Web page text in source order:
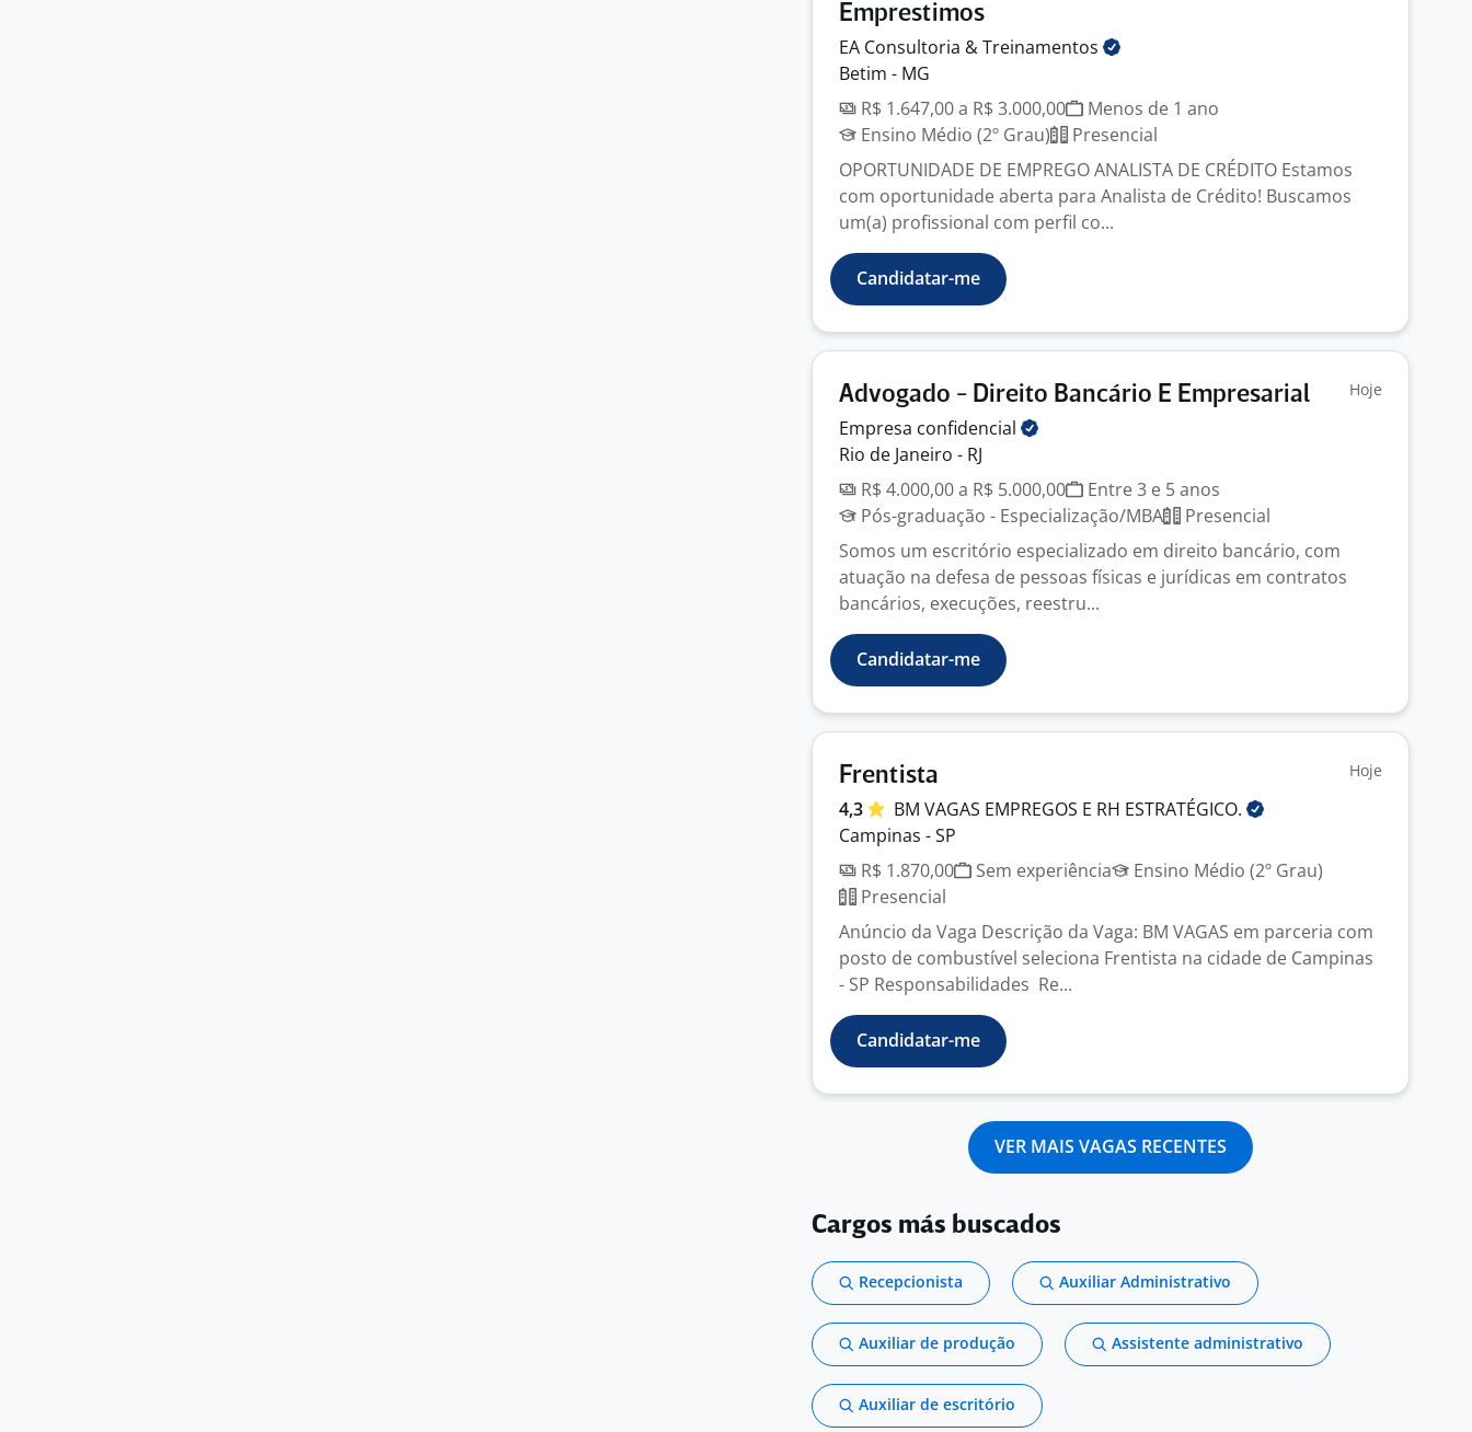
Emprestimos
EA Consultoria &Treinamentos
Betim - MG
R$ 1.647,00 a R$ 3.000,00
Menos de 1 ano
Ensino Médio (2º Grau)
Presencial
OPORTUNIDADE DE EMPREGO ANALISTA DE CRÉDITO Estamos
com oportunidade aberta para Analista de Crédito! Buscamos
um(a) profissional com perfil co...
Candidatar-me
Advogado - Direito Bancário E Empresarial Hoje
Empresa confidencial
Rio de Janeiro - RJ
R$ 4.000,00 a R$ 5.000,00
Entre 3 e 5 anos
Pós-graduação - Especialização/MBA
Presencial
Somos um escritório especializado em direito bancário, com
atuação na defesa de pessoas físicas e jurídicas em contratos
bancários, execuções, reestru...
Candidatar-me
Frentista Hoje
4,3 BM VAGAS EMPREGOS E RH ESTRATÉGICO.
Campinas - SP
R$ 1.870,00
Sem experiência
Ensino Médio (2º Grau)
Presencial
Anúncio da Vaga Descrição da Vaga: BM VAGAS em parceria com
posto de combustível seleciona Frentista na cidade de Campinas
- SP Responsabilidades Re...
Candidatar-me
VER MAIS VAGAS RECENTES
Cargos más buscados
Recepcionista Auxiliar Administrativo
Auxiliar de produção Assistente administrativo
Auxiliar de escritório